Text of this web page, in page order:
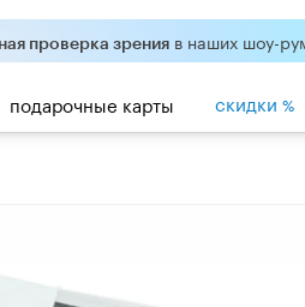
проверка зрения в наших шоу-
подарочные карты скидки %